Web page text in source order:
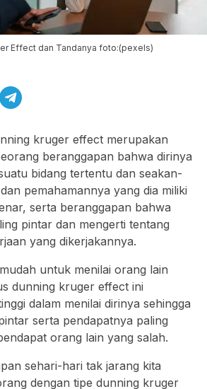
Effect dan Tandanya foto:(pexels)
kruger effect merupakan
beranggapan bahwa dirinya
bidang tertentu dan seakan-
pemahamannya yang dia miliki
serta beranggapan bahwa
pintar dan mengerti tentang
yang dikerjakannya.
untuk menilai orang lain
dunning kruger effect ini
dalam menilai dirinya sehingga
serta pendapatnya paling
orang lain yang salah.
sehari-hari tak jarang kita
dengan tipe dunning kruger